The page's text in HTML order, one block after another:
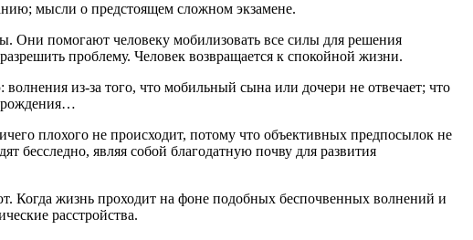
мысли о предстоящем сложном экзамене.
помогают человеку мобилизовать все силы для решения
проблему. Человек возвращается к спокойной жизни.
из-за того, что мобильный сына или дочери не отвечает; что
рождения…
плохого не происходит, потому что объективных предпосылок не
бесследно, являя собой благодатную почву для развития
Когда жизнь проходит на фоне подобных беспочвенных волнений и
расстройства.